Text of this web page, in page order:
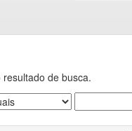
de busca.